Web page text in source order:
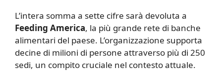
L’intera somma a sette cifre sarà devoluta a
Feeding America, la più grande rete di banche
alimentari del paese. L’organizzazione supporta
decine di milioni di persone attraverso più di 250
sedi, un compito cruciale nel contesto attuale.